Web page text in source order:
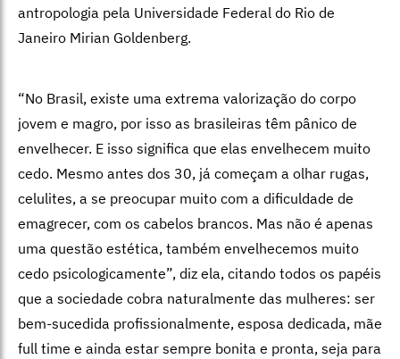
antropologia pela Universidade Federal do Rio de
Janeiro Mirian Goldenberg.
“No Brasil, existe uma extrema valorização do corpo
jovem e magro, por isso as brasileiras têm pânico de
envelhecer. E isso significa que elas envelhecem muito
cedo. Mesmo antes dos 30, já começam a olhar rugas,
celulites, a se preocupar muito com a dificuldade de
emagrecer, com os cabelos brancos. Mas não é apenas
uma questão estética, também envelhecemos muito
cedo psicologicamente”, diz ela, citando todos os papéis
que a sociedade cobra naturalmente das mulheres: ser
bem-sucedida profissionalmente, esposa dedicada, mãe
full time e ainda estar sempre bonita e pronta, seja para